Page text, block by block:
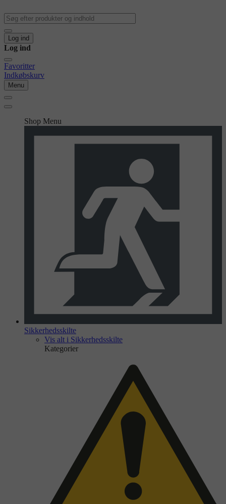
Log ind
Log ind
Favoritter
Indkøbskurv
Menu
Shop Menu
Sikkerhedsskilte
Vis alt i Sikkerhedsskilte
Kategorier